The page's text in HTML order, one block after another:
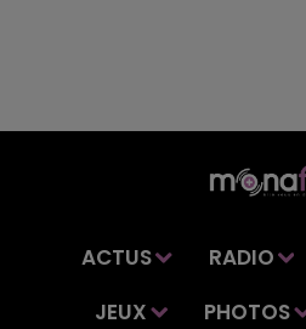
ACTUS RADIO
JEUX
PHOTOS